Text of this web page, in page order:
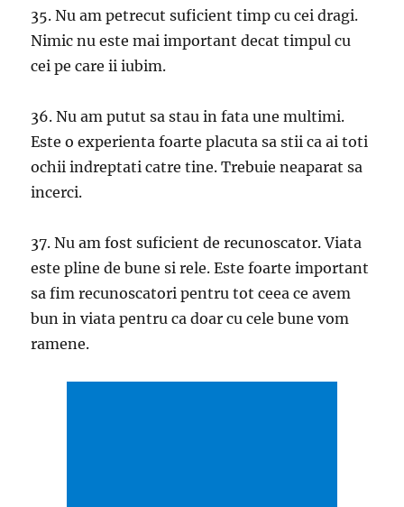
35. Nu am petrecut suficient timp cu cei dragi.
Nimic nu este mai important decat timpul cu
cei pe care ii iubim.
36. Nu am putut sa stau in fata une multimi.
Este o experienta foarte placuta sa stii ca ai toti
ochii indreptati catre tine. Trebuie neaparat sa
incerci.
37. Nu am fost suficient de recunoscator. Viata
este pline de bune si rele. Este foarte important
sa fim recunoscatori pentru tot ceea ce avem
bun in viata pentru ca doar cu cele bune vom
ramene.